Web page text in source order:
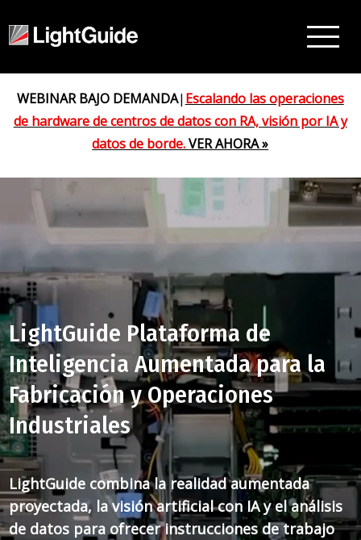
WEBINAR BAJO DEMANDA| Escalando las operaciones
de hardware de centros de datos con RA, visión por IA y
datos de borde.VER AHORA »
LightGuide Plataforma de
Inteligencia Aumentada para la
Fabricación y Operaciones
Industriales
LightGuide combina la realidad aumentada
proyectada, la visión artificial con IA y el análisis
de datos para ofrecer instrucciones de trabajo